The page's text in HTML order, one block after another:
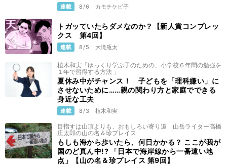
連載 8/6 カモチケビ子
トガッていたらダメなのか？【新人賞コンプレッ
クス 第4回】
連載 8/5 大滝瓶太
植木和実「ゆっくり学ぶ子のための、小学校６年間の勉強を
１年で習得する方法 」
夏休み中がチャンス！ 子どもを「理科嫌い」に
させないために……親の関わり方と家庭でできる
身近な工夫
連載 8/3 植木和実
目指すは山頂よりも、おもしろい寄り道 山岳ライター高橋
庄太郎の山の名＆珍プレイス
もしも海から歩いたら、何日かかる？ ここが我が
国のど真ん中!? 「日本で海岸線から一番遠い地
点」【山の名＆珍プレイス 第9回】